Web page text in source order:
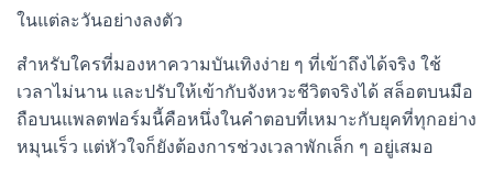
ในแต่ละวันอย่างลงตัว
สำหรับใครที่มองหาความบันเทิงง่าย ๆ ที่เข้าถึงได้จริง ใช้
เวลาไม่นาน และปรับให้เข้ากับจังหวะชีวิตจริงได้ สล็อตบนมือ
ถือบนแพลตฟอร์มนี้คือหนึ่งในคำตอบที่เหมาะกับยุคที่ทุกอย่าง
หมุนเร็ว แต่หัวใจก็ยังต้องการช่วงเวลาพักเล็ก ๆ อยู่เสมอ